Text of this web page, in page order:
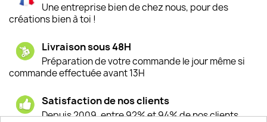
Une entreprise bien de chez nous, pour des
créations bien à toi !
Livraison sous 48H
Préparation de votre commande le jour même si
commande effectuée avant 13H
Satisfaction de nos clients
Depuis 2009, entre 92% et 94% de nos clients